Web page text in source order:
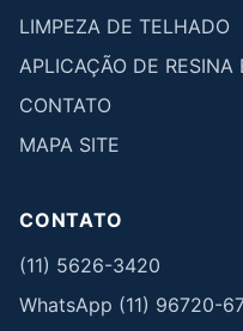
LIMPEZA DE TELHADO
APLICAÇÃO DE
CONTATO
MAPA SITE
CONTATO
(11) 5626-3420
WhatsApp (11) 96720-